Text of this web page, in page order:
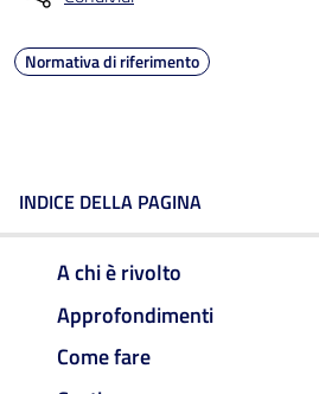
Normativa di riferimento
INDICE DELLA PAGINA
A chi è rivolto
Approfondimenti
Come fare